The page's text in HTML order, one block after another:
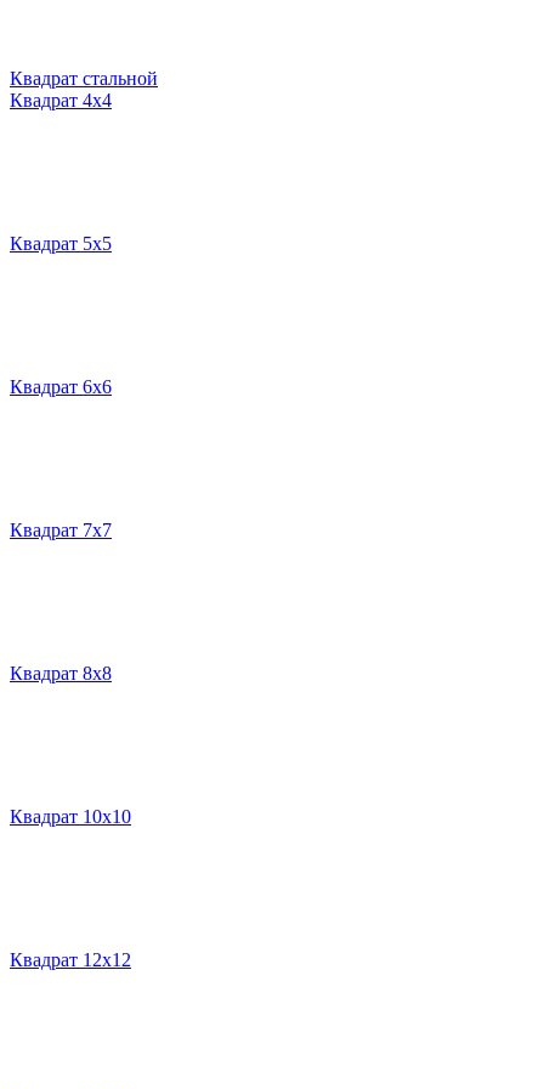
Квадрат стальной
Квадрат 4х4
Квадрат 5х5
Квадрат 6х6
Квадрат 7х7
Квадрат 8х8
Квадрат 10х10
Квадрат 12х12